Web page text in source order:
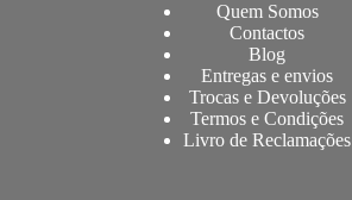
Quem Somos
Contactos
Blog
Entregas e envios
Trocas e Devoluções
Termos e Condições
Livro de Reclamações